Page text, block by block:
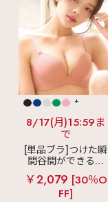
+
8/17(月)15:59ま
で
[単品ブラ]つけた瞬
間谷間ができるシ
ームレスブラ
超
盛ブラ(R) シームレ
ス 単品ブラジャー
￥2,079 [30％O
FF]